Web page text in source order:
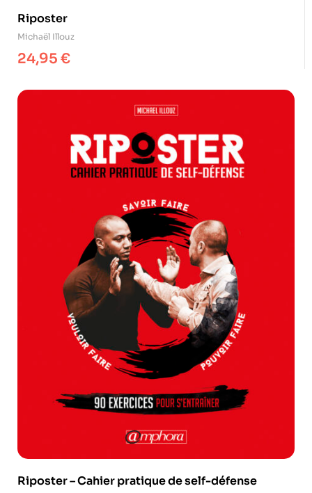
Riposter
Michaël Illouz
24,95 €
Riposter – Cahier pratique de self-défense